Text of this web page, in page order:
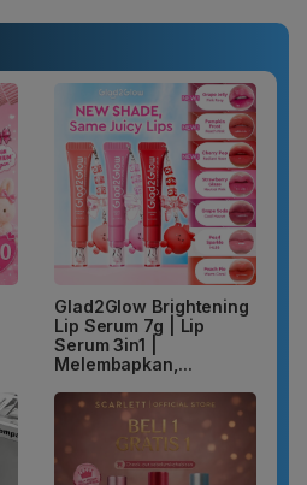
Glad2Glow Brightening
Lip Serum 7g | Lip
Serum 3in1 |
Melembapkan,...